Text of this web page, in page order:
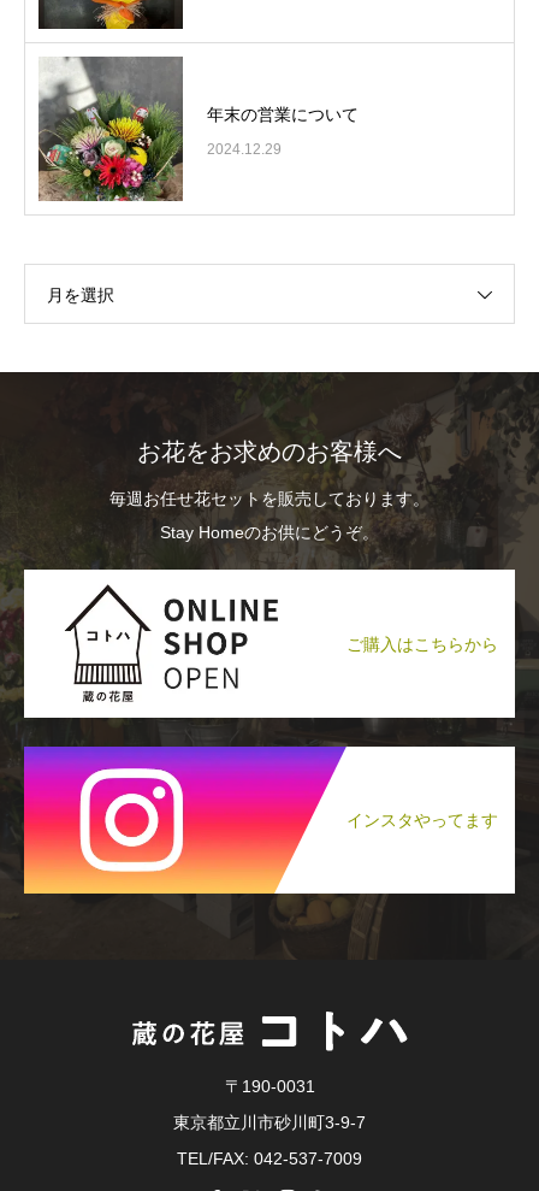
年末の営業について
2024.12.29
月を選択
お花をお求めのお客様へ
毎週お任せ花セットを販売しております。
Stay Homeのお供にどうぞ。
ご購入はこちらから
インスタやってます
〒190-0031
東京都立川市砂川町3-9-7
TEL/FAX: 042-537-7009